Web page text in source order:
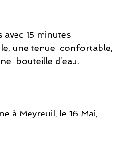
15 minutes
une tenue  confortable,
bouteille d’eau.
à Meyreuil, le 16 Mai,